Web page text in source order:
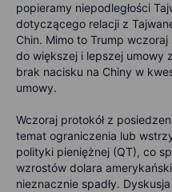
popieramy niepodległości
dotyczącego relacji z
Chin. Mimo to Trump
do większej i lepszej umowy
brak nacisku na Chiny w
umowy.
Wczoraj protokół z
temat ograniczenia lub
polityki pieniężnej (QT), co
wzrostów dolara
nieznacznie spadły.